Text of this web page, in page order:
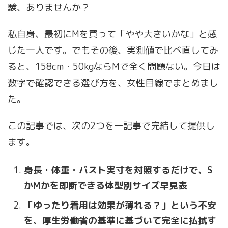
験、ありませんか？
私自身、最初にMを買って「やや大きいかな」と感
じた一人です。でもその後、実測値で比べ直してみ
ると、158cm・50kgならMで全く問題ない。今日は
数字で確認できる選び方を、女性目線でまとめまし
た。
この記事では、次の2つを一記事で完結して提供し
ます。
身長・体重・バスト実寸を対照するだけで、S
かMかを即断できる体型別サイズ早見表
「ゆったり着用は効果が薄れる？」という不安
を、厚生労働省の基準に基づいて完全に払拭す